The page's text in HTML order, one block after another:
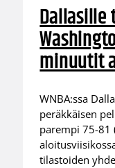
Dallasille
minuutit
WNBA:ssa
peräkkäisen
parempi 75-81
tilastoiden